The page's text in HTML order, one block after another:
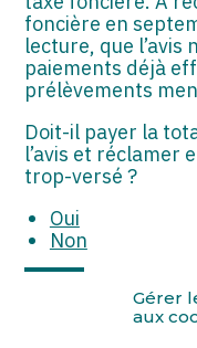
Gérer
aux
EXPATRIÉ NON
IMPATRIÉ / EXPATRIÉ
ASSOCIATIONS
START-UP
SECTEUR
foncière en
lecture, que l’avis
paiements déjà
prélèvements
Doit-il payer la
l’avis et réclamer
trop-versé ?
Oui
Non